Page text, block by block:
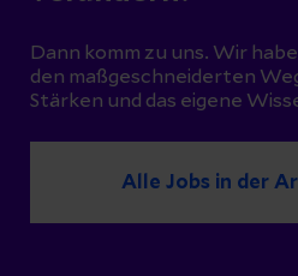
Dann komm zu uns. Wir
den maßgeschneiderten
Stärken und das eigene
Alle Jobs in der